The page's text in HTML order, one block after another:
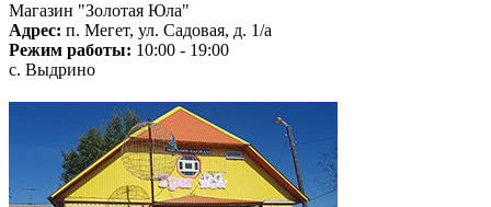
Магазин "Золотая Юла"
Адрес: п. Мегет, ул. Садовая, д. 1/а
Режим работы: 10:00 - 19:00
с. Выдрино